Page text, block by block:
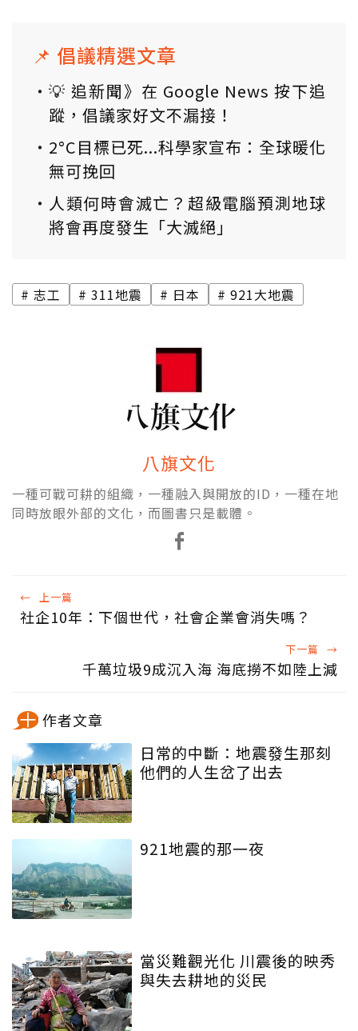
📌 倡議精選文章
💡 追新聞》在 Google News 按下追
蹤，倡議家好文不漏接！
2°C目標已死...科學家宣布：全球暖化
無可挽回
人類何時會滅亡？超級電腦預測地球
將會再度發生「大滅絕」
志工 311地震 日本 921大地震
八旗文化
一種可戰可耕的組織，一種融入與開放的ID，一種在地
同時放眼外部的文化，而圖書只是載體。
← 上一篇
社企10年：下個世代，社會企業會消失嗎？
下一篇 →
千萬垃圾9成沉入海 海底撈不如陸上減
作者文章
日常的中斷：地震發生那刻
他們的人生岔了出去
921地震的那一夜
當災難觀光化 川震後的映秀
與失去耕地的災民